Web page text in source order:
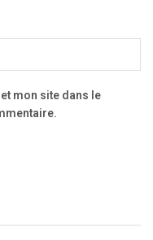
mon site dans le